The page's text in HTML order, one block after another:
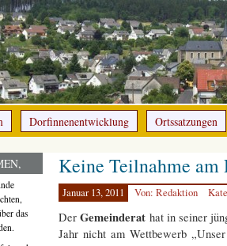
Dorfinnenentwicklung Ortssatzungen
Keine Teilnahme am
Januar 13, 2011 Von: Redaktion
DerGemeinderat hat in seiner
Jahr nicht am Wettbewerb
das